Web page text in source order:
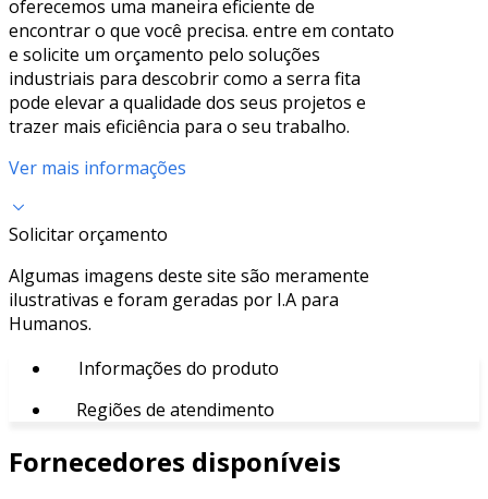
oferecemos uma maneira eficiente de
encontrar o que você precisa. entre em contato
e solicite um orçamento pelo soluções
industriais para descobrir como a serra fita
pode elevar a qualidade dos seus projetos e
trazer mais eficiência para o seu trabalho.
Ver mais informações
Solicitar orçamento
Algumas imagens deste site são meramente
ilustrativas e foram geradas por I.A para
Humanos.
Informações do produto
Regiões de atendimento
Fornecedores disponíveis